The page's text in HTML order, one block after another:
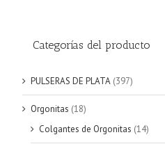
Categorías del producto
PULSERAS DE PLATA (397)
Orgonitas (18)
Colgantes de Orgonitas (14)